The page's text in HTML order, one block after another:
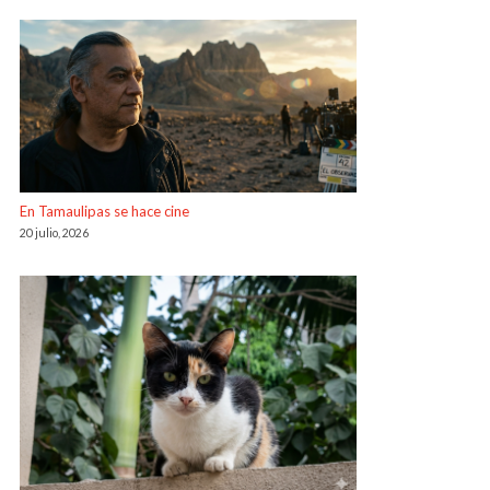
En Tamaulipas se hace cine
20 julio, 2026